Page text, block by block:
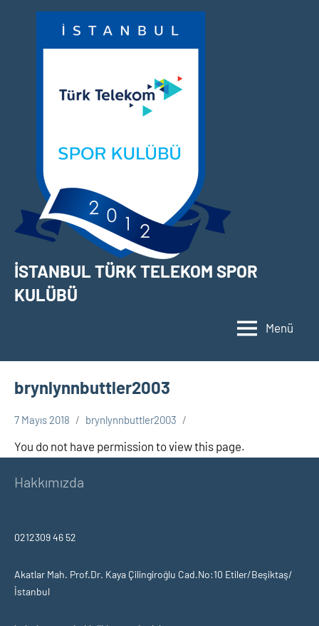
İSTANBUL TÜRK TELEKOM SPOR
KULÜBÜ
Menü
brynlynnbuttler2003
7 Mayıs 2018 brynlynnbuttler2003
You do not have permission to view this page.
Hakkımızda
0212309 46 52
Akatlar Mah. Prof.Dr. Kaya Çilingiroğlu Cad.No:10 Etiler/Beşiktaş/
İstanbul